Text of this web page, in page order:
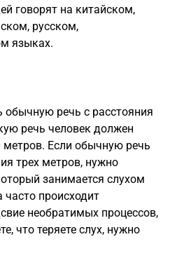
говорят на китайском,
русском,
языках.
речь с расстояния
речь человек должен
Если обычную речь
трех метров, нужно
занимается слухом
часто происходит
необратимых процессов,
что теряете слух, нужно